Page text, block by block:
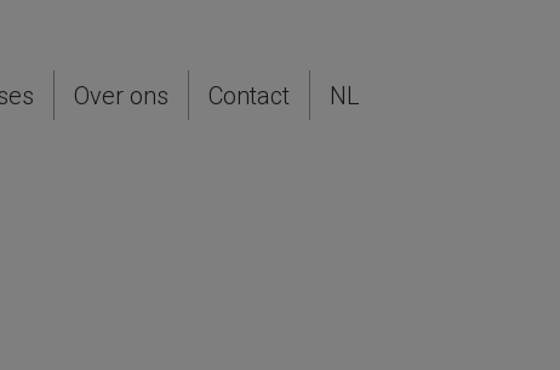
Over ons Contact NL